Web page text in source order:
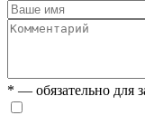
* — обязательно для